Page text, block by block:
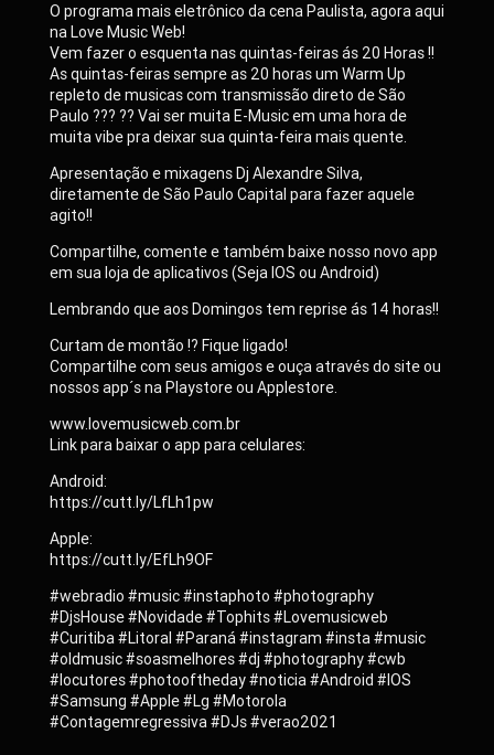
O programa mais eletrônico da cena Paulista, agora aqui
na Love Music Web!
Vem fazer o esquenta nas quintas-feiras ás 20 Horas !!
As quintas-feiras sempre as 20 horas um Warm Up
repleto de musicas com transmissão direto de São
Paulo ??? ?? Vai ser muita E-Music em uma hora de
muita vibe pra deixar sua quinta-feira mais quente.
Apresentação e mixagens Dj Alexandre Silva,
diretamente de São Paulo Capital para fazer aquele
agito!!
Compartilhe, comente e também baixe nosso novo app
em sua loja de aplicativos (Seja IOS ou Android)
Lembrando que aos Domingos tem reprise ás 14 horas!!
Curtam de montão !? Fique ligado!
Compartilhe com seus amigos e ouça através do site ou
nossos app´s na Playstore ou Applestore.
www.lovemusicweb.com.br
Link para baixar o app para celulares:
Android:
https://cutt.ly/LfLh1pw
Apple:
https://cutt.ly/EfLh9OF
#webradio #music #instaphoto #photography
#DjsHouse #Novidade #Tophits #Lovemusicweb
#Curitiba #Litoral #Paraná #instagram #insta #music
#oldmusic #soasmelhores #dj #photography #cwb
#locutores #photooftheday #noticia #Android #IOS
#Samsung #Apple #Lg #Motorola
#Contagemregressiva #DJs #verao2021